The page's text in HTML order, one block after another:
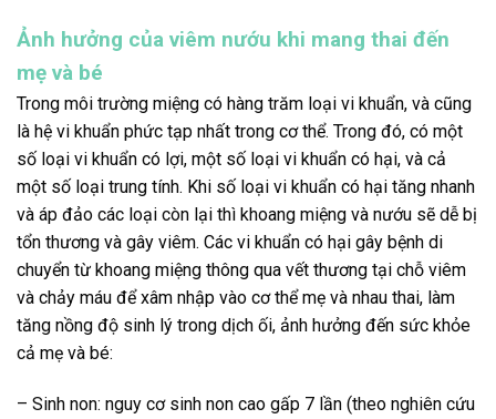
Ảnh hưởng của viêm nướu khi mang thai đến
mẹ và bé
Trong môi trường miệng có hàng trăm loại vi khuẩn, và cũng
là hệ vi khuẩn phức tạp nhất trong cơ thể. Trong đó, có một
số loại vi khuẩn có lợi, một số loại vi khuẩn có hại, và cả
một số loại trung tính. Khi số loại vi khuẩn có hại tăng nhanh
và áp đảo các loại còn lại thì khoang miệng và nướu sẽ dễ bị
tổn thương và gây viêm. Các vi khuẩn có hại gây bệnh di
chuyển từ khoang miệng thông qua vết thương tại chỗ viêm
và chảy máu để xâm nhập vào cơ thể mẹ và nhau thai, làm
tăng nồng độ sinh lý trong dịch ối, ảnh hưởng đến sức khỏe
cả mẹ và bé:
– Sinh non: nguy cơ sinh non cao gấp 7 lần (theo nghiên cứu